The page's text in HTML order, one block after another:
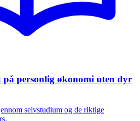
personlig økonomi uten dyr
selvstudium og de riktige